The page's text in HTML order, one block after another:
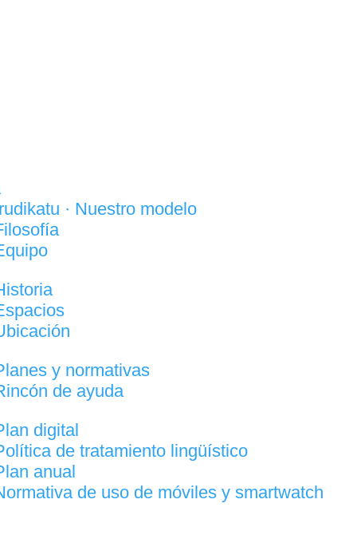
· Nuestro modelo
y normativas
de ayuda
digital
de tratamiento lingüístico
anual
de uso de móviles y smartwatch